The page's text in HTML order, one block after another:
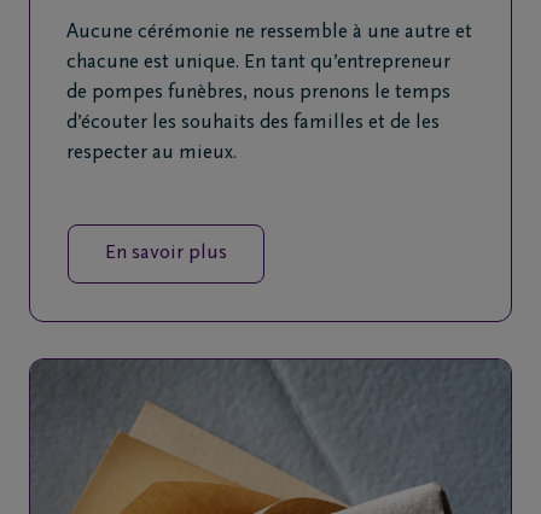
Aucune cérémonie ne ressemble à une autre et
chacune est unique. En tant qu’entrepreneur
de pompes funèbres, nous prenons le temps
d’écouter les souhaits des familles et de les
respecter au mieux.
En savoir plus